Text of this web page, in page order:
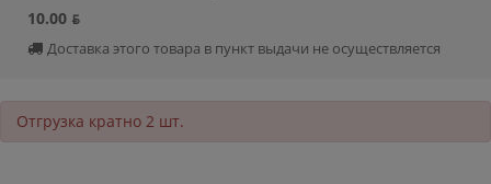
10.00 ƃ
Доставка этого товара в пункт выдачи не осуществляется
Отгрузка кратно 2 шт.